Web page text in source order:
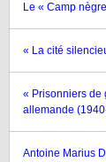
Le « Camp
« La cité
« Prisonniers de
allemande
Antoine Marius